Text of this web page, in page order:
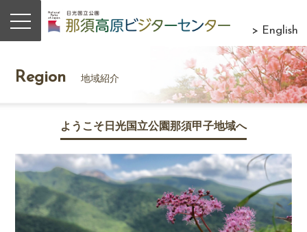
> English
Region 地域紹介
ようこそ日光国立公園那須甲子地域へ